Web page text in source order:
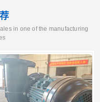
in one of the manufacturing